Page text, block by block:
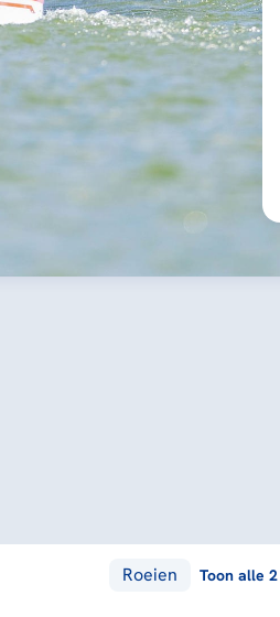
Roeien Toon alle 2